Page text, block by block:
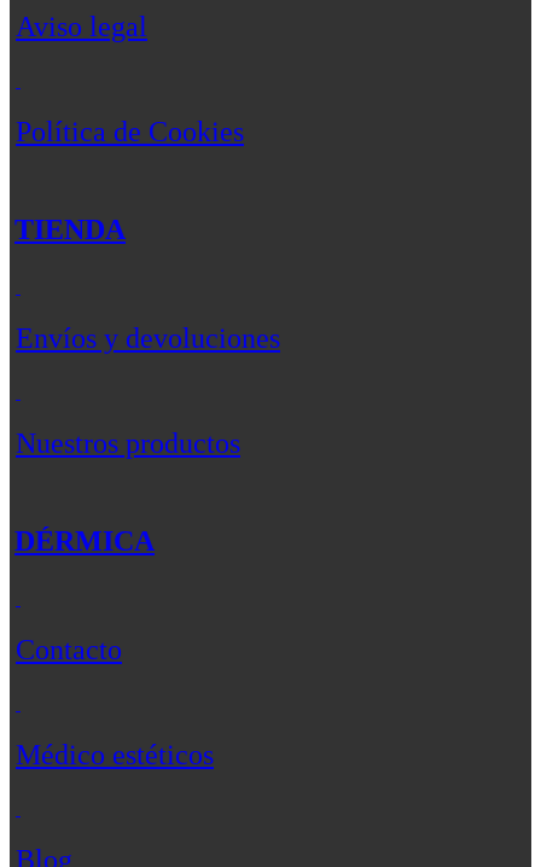
Aviso legal
Política de Cookies
TIENDA
Envíos y devoluciones
Nuestros productos
DÉRMICA
Contacto
Médico estéticos
Blog